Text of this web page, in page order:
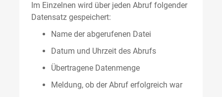
Im Einzelnen wird über jeden Abruf folgender
Datensatz gespeichert:
Name der abgerufenen Datei
Datum und Uhrzeit des Abrufs
Übertragene Datenmenge
Meldung, ob der Abruf erfolgreich war